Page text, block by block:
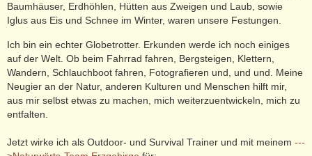
Baumhäuser, Erdhöhlen, Hütten aus Zweigen und Laub, sowie
Iglus aus Eis und Schnee im Winter, waren unsere Festungen.
Ich bin ein echter Globetrotter. Erkunden werde ich noch einiges
auf der Welt. Ob beim Fahrrad fahren, Bergsteigen, Klettern,
Wandern, Schlauchboot fahren, Fotografieren und, und und. Meine
Neugier an der Natur, anderen Kulturen und Menschen hilft mir,
aus mir selbst etwas zu machen, mich weiterzuentwickeln, mich zu
entfalten.
Jetzt wirke ich als Outdoor- und Survival Trainer und mit meinem ---